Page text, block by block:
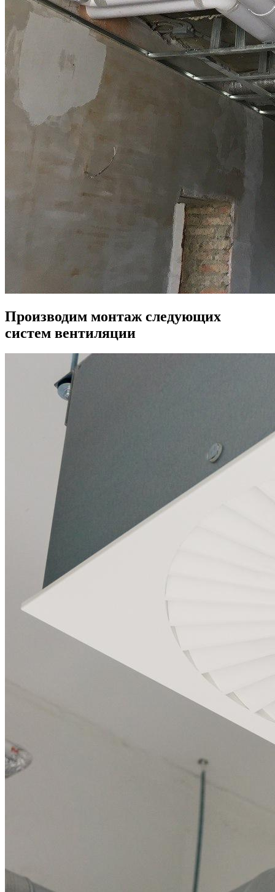
Производим монтаж следующих
систем вентиляции